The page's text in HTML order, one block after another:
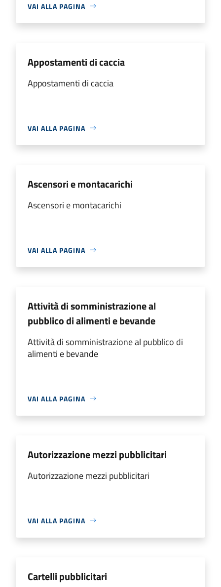
VAI ALLA PAGINA
Appostamenti di caccia
Appostamenti di caccia
VAI ALLA PAGINA
Ascensori e montacarichi
Ascensori e montacarichi
VAI ALLA PAGINA
Attività di somministrazione al
pubblico di alimenti e bevande
Attività di somministrazione al pubblico di
alimenti e bevande
VAI ALLA PAGINA
Autorizzazione mezzi pubblicitari
Autorizzazione mezzi pubblicitari
VAI ALLA PAGINA
Cartelli pubblicitari